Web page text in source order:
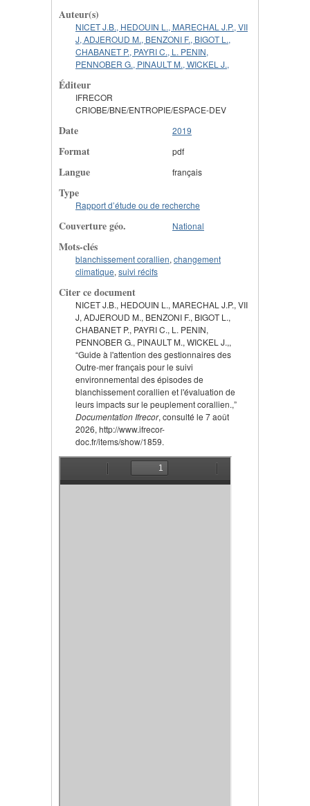
Auteur(s)
NICET J.B., HEDOUIN L., MARECHAL J.P., VII
J, ADJEROUD M., BENZONI F., BIGOT L.,
CHABANET P., PAYRI C., L. PENIN,
PENNOBER G., PINAULT M., WICKEL J.,
Éditeur
IFRECOR
CRIOBE/BNE/ENTROPIE/ESPACE-DEV
Date 2019
Format pdf
Langue français
Type
Rapport d’étude ou de recherche
Couverture géo. National
Mots-clés
blanchissement corallien, changement
climatique, suivi récifs
Citer ce document
NICET J.B., HEDOUIN L., MARECHAL J.P., VII
J, ADJEROUD M., BENZONI F., BIGOT L.,
CHABANET P., PAYRI C., L. PENIN,
PENNOBER G., PINAULT M., WICKEL J.,,
“Guide à l'attention des gestionnaires des
Outre-mer français pour le suivi
environnemental des épisodes de
blanchissement corallien et l'évaluation de
leurs impacts sur le peuplement corallien.,”
Documentation Ifrecor, consulté le 7 août
2026, http://www.ifrecor-
doc.fr/items/show/1859.